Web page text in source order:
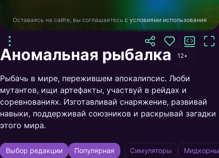
Оставаясь на сайте, вы соглашаетесь с условиями использования
Аномальная рыбалка 12+
Рыбачь в мире, пережившем апокалипсис. Люби
мутантов, ищи артефакты, участвуй в рейдах и
соревнованиях. Изготавливай снаряжение, развивай
навыки, поддерживай союзников и раскрывай загадки
этого мира.
Выбор редакции Популярная Симуляторы